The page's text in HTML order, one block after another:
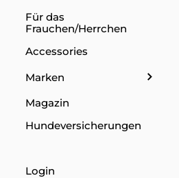
Für das
Frauchen/Herrchen
Accessories
Marken
Magazin
Hundeversicherungen
Login